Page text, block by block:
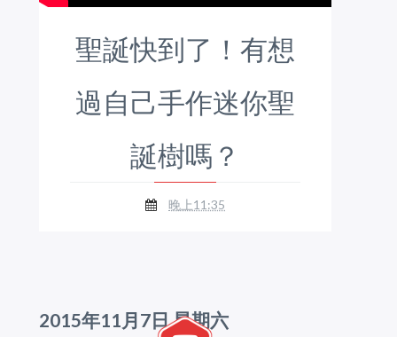
聖誕快到了！有想
過自己手作迷你聖
誕樹嗎？
晚上11:35
2015年11月7日 星期六